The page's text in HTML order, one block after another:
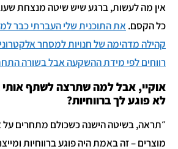
אין מה לעשות, ברגע שיש שיטה מנצחת
כל הקסם.את התוכנית שלי העברתי כבר
קהילה מדהימה של חנויות למסחר
רווחים לפי מידת ההשקעה אבל בשורה
אוקיי, אבל למה שתרצה לשתף אותי
לא פוגע לך ברווחיות?
״תראה, בשיטה הישנה כשכולם מתחרים על
מוצרים – זה באמת היה פוגע ברווחיות